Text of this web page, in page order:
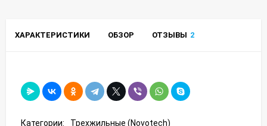
ХАРАКТЕРИСТИКИ ОБЗОР ОТЗЫВЫ 2
Категории:
Трехжильные (Novotech)